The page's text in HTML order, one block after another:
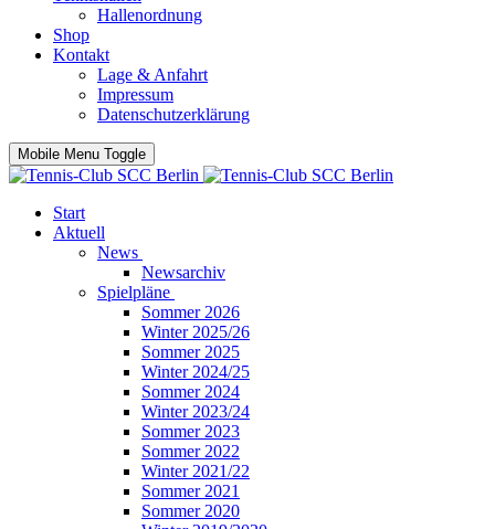
Hallenordnung
Shop
Kontakt
Lage & Anfahrt
Impressum
Datenschutzerklärung
Mobile Menu Toggle
Start
Aktuell
News
Newsarchiv
Spielpläne
Sommer 2026
Winter 2025/26
Sommer 2025
Winter 2024/25
Sommer 2024
Winter 2023/24
Sommer 2023
Sommer 2022
Winter 2021/22
Sommer 2021
Sommer 2020